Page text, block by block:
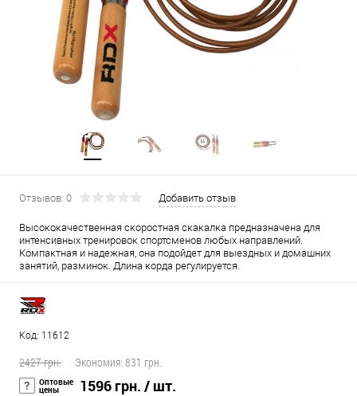
Отзывов: 0 Добавить отзыв
Высококачественная скоростная скакалка предназначена для
интенсивных тренировок спортсменов любых направлений.
Компактная и надежная, она подойдет для выездных и домашних
занятий, разминок. Длина корда регулируется.
Код: 11612
2427 грн. Экономия: 831 грн.
Оптовые
цены 1596 грн. / шт.